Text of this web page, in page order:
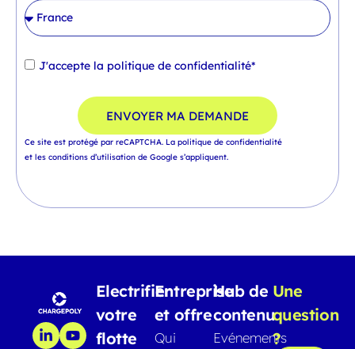
J'accepte la politique de confidentialité*
ENVOYER MA DEMANDE
Ce site est protégé par reCAPTCHA. La politique de confidentialité
et les conditions d’utilisation de Google s’appliquent.
Electrifier
votre
flotte
Entreprise
et offre
Qui
Hub de
contenu
Evénements
Une
question
?